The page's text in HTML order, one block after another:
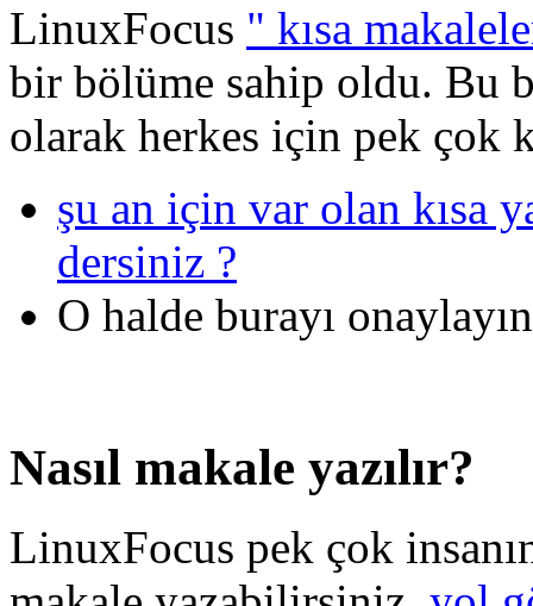
LinuxFocus " kısa
bir bölüme sahip oldu. Bu
olarak herkes için pek çok
şu an için var olan kısa
dersiniz ?
O halde burayı onaylayın
Nasıl makale yazılır?
LinuxFocus pek çok